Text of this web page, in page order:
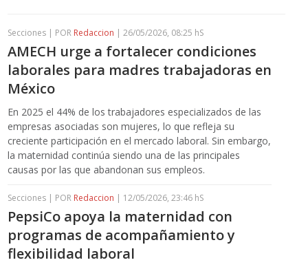
Secciones | POR Redaccion | 26/05/2026, 08:25 hS
AMECH urge a fortalecer condiciones
laborales para madres trabajadoras en
México
En 2025 el 44% de los trabajadores especializados de las
empresas asociadas son mujeres, lo que refleja su
creciente participación en el mercado laboral. Sin embargo,
la maternidad continúa siendo una de las principales
causas por las que abandonan sus empleos.
Secciones | POR Redaccion | 12/05/2026, 23:46 hS
PepsiCo apoya la maternidad con
programas de acompañamiento y
flexibilidad laboral